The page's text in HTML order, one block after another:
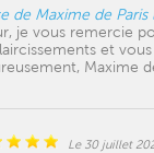
de Maxime de
je vous remercie
et
Maxime
Le 30 juillet